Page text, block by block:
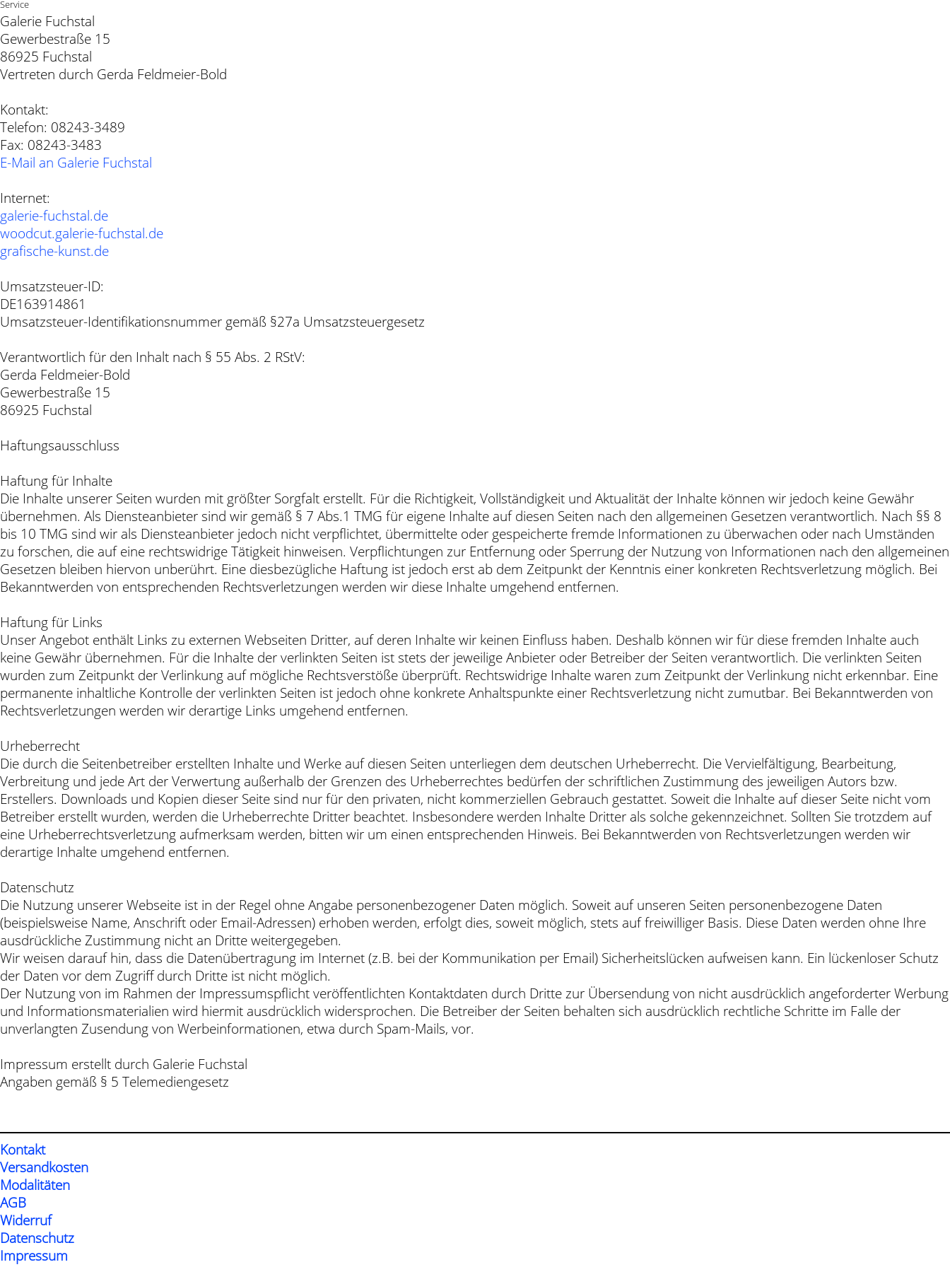
Service
Galerie Fuchstal
Gewerbestraße 15
86925 Fuchstal
Vertreten durch Gerda Feldmeier-Bold
Kontakt:
Telefon: 08243-3489
Fax: 08243-3483
E-Mail an Galerie Fuchstal
Internet:
galerie-fuchstal.de
woodcut.galerie-fuchstal.de
grafische-kunst.de
Umsatzsteuer-ID:
DE163914861
Umsatzsteuer-Identifikationsnummer gemäß §27a Umsatzsteuergesetz
Verantwortlich für den Inhalt nach § 55 Abs. 2 RStV:
Gerda Feldmeier-Bold
Gewerbestraße 15
86925 Fuchstal
Haftungsausschluss
Haftung für Inhalte
Die Inhalte unserer Seiten wurden mit größter Sorgfalt erstellt. Für die Richtigkeit, Vollständigkeit und Aktualität der Inhalte können wir jedoch keine Gewähr
übernehmen. Als Diensteanbieter sind wir gemäß § 7 Abs.1 TMG für eigene Inhalte auf diesen Seiten nach den allgemeinen Gesetzen verantwortlich. Nach §§ 8
bis 10 TMG sind wir als Diensteanbieter jedoch nicht verpflichtet, übermittelte oder gespeicherte fremde Informationen zu überwachen oder nach Umständen
zu forschen, die auf eine rechtswidrige Tätigkeit hinweisen. Verpflichtungen zur Entfernung oder Sperrung der Nutzung von Informationen nach den allgemeinen
Gesetzen bleiben hiervon unberührt. Eine diesbezügliche Haftung ist jedoch erst ab dem Zeitpunkt der Kenntnis einer konkreten Rechtsverletzung möglich. Bei
Bekanntwerden von entsprechenden Rechtsverletzungen werden wir diese Inhalte umgehend entfernen.
Haftung für Links
Unser Angebot enthält Links zu externen Webseiten Dritter, auf deren Inhalte wir keinen Einfluss haben. Deshalb können wir für diese fremden Inhalte auch
keine Gewähr übernehmen. Für die Inhalte der verlinkten Seiten ist stets der jeweilige Anbieter oder Betreiber der Seiten verantwortlich. Die verlinkten Seiten
wurden zum Zeitpunkt der Verlinkung auf mögliche Rechtsverstöße überprüft. Rechtswidrige Inhalte waren zum Zeitpunkt der Verlinkung nicht erkennbar. Eine
permanente inhaltliche Kontrolle der verlinkten Seiten ist jedoch ohne konkrete Anhaltspunkte einer Rechtsverletzung nicht zumutbar. Bei Bekanntwerden von
Rechtsverletzungen werden wir derartige Links umgehend entfernen.
Urheberrecht
Die durch die Seitenbetreiber erstellten Inhalte und Werke auf diesen Seiten unterliegen dem deutschen Urheberrecht. Die Vervielfältigung, Bearbeitung,
Verbreitung und jede Art der Verwertung außerhalb der Grenzen des Urheberrechtes bedürfen der schriftlichen Zustimmung des jeweiligen Autors bzw.
Erstellers. Downloads und Kopien dieser Seite sind nur für den privaten, nicht kommerziellen Gebrauch gestattet. Soweit die Inhalte auf dieser Seite nicht vom
Betreiber erstellt wurden, werden die Urheberrechte Dritter beachtet. Insbesondere werden Inhalte Dritter als solche gekennzeichnet. Sollten Sie trotzdem auf
eine Urheberrechtsverletzung aufmerksam werden, bitten wir um einen entsprechenden Hinweis. Bei Bekanntwerden von Rechtsverletzungen werden wir
derartige Inhalte umgehend entfernen.
Datenschutz
Die Nutzung unserer Webseite ist in der Regel ohne Angabe personenbezogener Daten möglich. Soweit auf unseren Seiten personenbezogene Daten
(beispielsweise Name, Anschrift oder Email-Adressen) erhoben werden, erfolgt dies, soweit möglich, stets auf freiwilliger Basis. Diese Daten werden ohne Ihre
ausdrückliche Zustimmung nicht an Dritte weitergegeben.
Wir weisen darauf hin, dass die Datenübertragung im Internet (z.B. bei der Kommunikation per Email) Sicherheitslücken aufweisen kann. Ein lückenloser Schutz
der Daten vor dem Zugriff durch Dritte ist nicht möglich.
Der Nutzung von im Rahmen der Impressumspflicht veröffentlichten Kontaktdaten durch Dritte zur Übersendung von nicht ausdrücklich angeforderter Werbung
und Informationsmaterialien wird hiermit ausdrücklich widersprochen. Die Betreiber der Seiten behalten sich ausdrücklich rechtliche Schritte im Falle der
unverlangten Zusendung von Werbeinformationen, etwa durch Spam-Mails, vor.
Impressum erstellt durch Galerie Fuchstal
Angaben gemäß § 5 Telemediengesetz
Kontakt
Versandkosten
Modalitäten
AGB
Widerruf
Datenschutz
Impressum